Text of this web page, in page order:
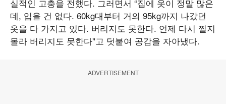
실적인 고충을 전했다. 그러면서 “집에 옷이 정말 많은
데, 입을 건 없다. 60kg대부터 거의 95kg까지 나갔던
옷을 다 가지고 있다. 버리지도 못한다. 언제 다시 찔지
몰라 버리지도 못한다"고 덧붙여 공감을 자아냈다.
ADVERTISEMENT